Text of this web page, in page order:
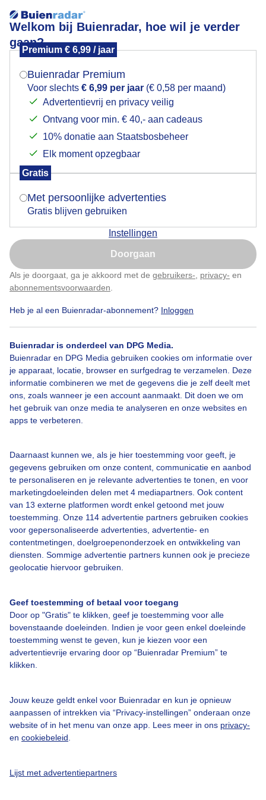
Welkom bij Buienradar, hoe wil je verder
gaan?
Premium € 6,99 / jaar
Buienradar Premium
Voor slechts € 6,99 per jaar (€ 0,58 per maand)
Advertentievrij en privacy veilig
Ontvang voor min. € 40,- aan cadeaus
10% donatie aan Staatsbosbeheer
Elk moment opzegbaar
Gratis
Met persoonlijke advertenties
Gratis blijven gebruiken
Instellingen
Doorgaan
Als je doorgaat, ga je akkoord met de gebruikers- privacy- en
abonnementsvoorwaarden
Heb je al een Buienradar-abonnement? Inloggen
Buienradar is onderdeel van DPG Media.
Buienradar en DPG Media gebruiken cookies om informatie over
je apparaat, locatie, browser en surfgedrag te verzamelen. Deze
informatie combineren we met de gegevens die je zelf deelt met
ons, zoals wanneer je een account aanmaakt. Dit doen we om
het gebruik van onze media te analyseren en onze websites en
apps te verbeteren.
Daarnaast kunnen we, als je hier toestemming voor geeft, je
gegevens gebruiken om onze content, communicatie en aanbod
te personaliseren en je relevante advertenties te tonen, en voor
marketingdoeleinden delen met 4 mediapartners. Ook content
van 13 externe platformen wordt enkel getoond met jouw
toestemming. Onze 114 advertentie partners gebruiken cookies
voor gepersonaliseerde advertenties, advertentie- en
contentmetingen, doelgroepenonderzoek en ontwikkeling van
diensten. Sommige advertentie partners kunnen ook je precieze
geolocatie hiervoor gebruiken.
Geef toestemming of betaal voor toegang
Door op "Gratis" te klikken, geef je toestemming voor alle
bovenstaande doeleinden. Indien je voor geen enkel doeleinde
toestemming wenst te geven, kun je kiezen voor een
advertentievrije ervaring door op “Buienradar Premium” te
klikken.
Jouw keuze geldt enkel voor Buienradar en kun je opnieuw
aanpassen of intrekken via “Privacy-instellingen” onderaan onze
website of in het menu van onze app. Lees meer in ons privacy-
en cookiebeleid
Lijst met advertentiepartners
mooie luchten in Grootschermer
Door: Nico
Bekijk slideshow
Over Buienradar
Bedrijfsgegevens
Veelgestelde vragen
Toegankelijkheid
Gebruikersvoorwaarden
Adverteren
Cookie beleid
Privacy instellingen
Mogen we je locatie gebruiken voor het
Indien je hier nog geen akkoord op hebt gegeven,
verschijnt er zo een pop-up uit je browser waarin
Is goed, toon de popup
Nu niet, misschien later
Klik hierom dit aan te passen